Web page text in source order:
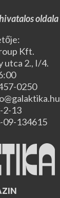
oldala
Kft.
utca 2., I/4.
0250
2-13
09-134615